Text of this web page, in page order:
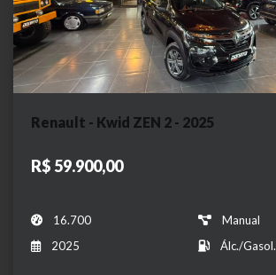
Renault - Kwid ZEN 2 - 2025
R$ 59.900,00
16.700
Manual
2025
Álc./Gasol.